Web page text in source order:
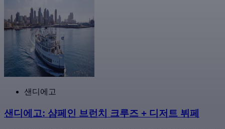
샌디에고
샌디에고: 샴페인 브런치 크루즈 + 디저트 뷔페